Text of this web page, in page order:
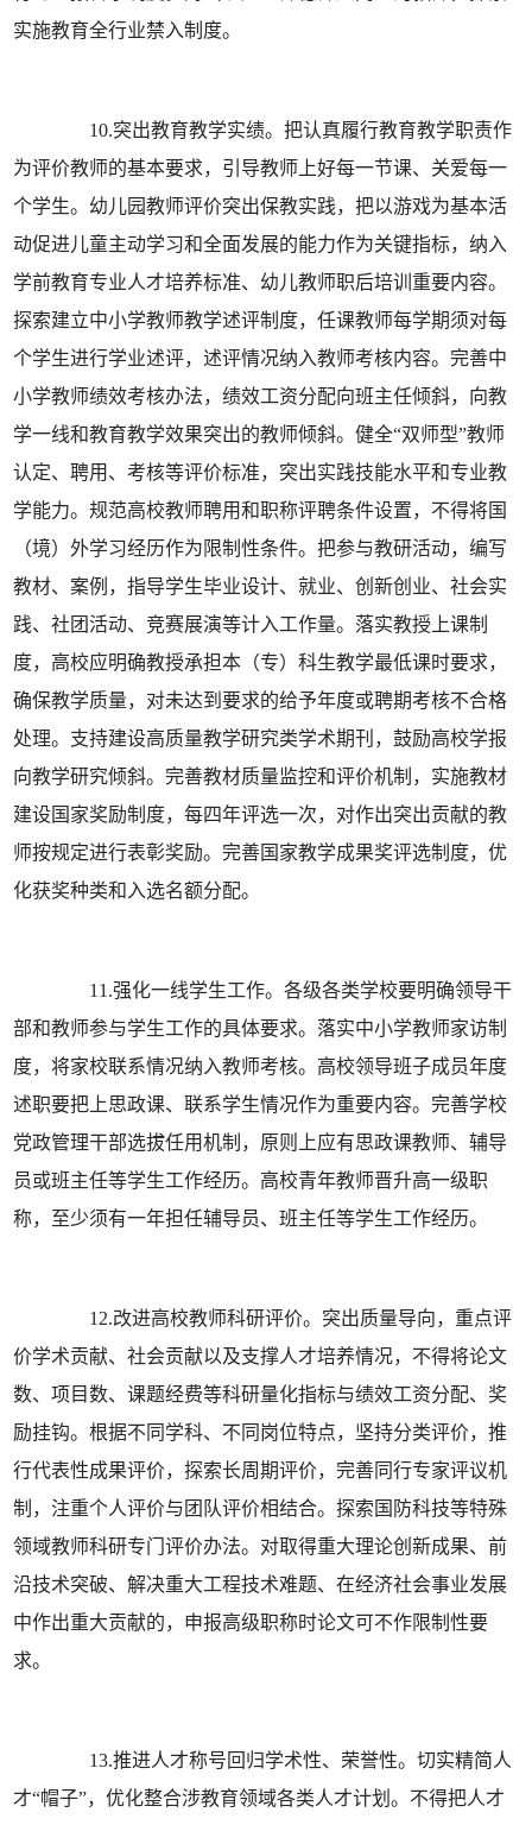
实施教育全行业禁入制度。
10.突出教育教学实绩。把认真履行教育教学职责作
为评价教师的基本要求，引导教师上好每一节课、关爱每一
个学生。幼儿园教师评价突出保教实践，把以游戏为基本活
动促进儿童主动学习和全面发展的能力作为关键指标，纳入
学前教育专业人才培养标准、幼儿教师职后培训重要内容。
探索建立中小学教师教学述评制度，任课教师每学期须对每
个学生进行学业述评，述评情况纳入教师考核内容。完善中
小学教师绩效考核办法，绩效工资分配向班主任倾斜，向教
学一线和教育教学效果突出的教师倾斜。健全“双师型”教师
认定、聘用、考核等评价标准，突出实践技能水平和专业教
学能力。规范高校教师聘用和职称评聘条件设置，不得将国
（境）外学习经历作为限制性条件。把参与教研活动，编写
教材、案例，指导学生毕业设计、就业、创新创业、社会实
践、社团活动、竞赛展演等计入工作量。落实教授上课制
度，高校应明确教授承担本（专）科生教学最低课时要求，
确保教学质量，对未达到要求的给予年度或聘期考核不合格
处理。支持建设高质量教学研究类学术期刊，鼓励高校学报
向教学研究倾斜。完善教材质量监控和评价机制，实施教材
建设国家奖励制度，每四年评选一次，对作出突出贡献的教
师按规定进行表彰奖励。完善国家教学成果奖评选制度，优
化获奖种类和入选名额分配。
11.强化一线学生工作。各级各类学校要明确领导干
部和教师参与学生工作的具体要求。落实中小学教师家访制
度，将家校联系情况纳入教师考核。高校领导班子成员年度
述职要把上思政课、联系学生情况作为重要内容。完善学校
党政管理干部选拔任用机制，原则上应有思政课教师、辅导
员或班主任等学生工作经历。高校青年教师晋升高一级职
称，至少须有一年担任辅导员、班主任等学生工作经历。
12.改进高校教师科研评价。突出质量导向，重点评
价学术贡献、社会贡献以及支撑人才培养情况，不得将论文
数、项目数、课题经费等科研量化指标与绩效工资分配、奖
励挂钩。根据不同学科、不同岗位特点，坚持分类评价，推
行代表性成果评价，探索长周期评价，完善同行专家评议机
制，注重个人评价与团队评价相结合。探索国防科技等特殊
领域教师科研专门评价办法。对取得重大理论创新成果、前
沿技术突破、解决重大工程技术难题、在经济社会事业发展
中作出重大贡献的，申报高级职称时论文可不作限制性要
求。
13.推进人才称号回归学术性、荣誉性。切实精简人
才“帽子”，优化整合涉教育领域各类人才计划。不得把人才